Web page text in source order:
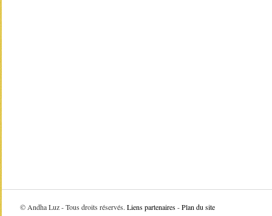
© Andha Luz - Tous droits réservés. Liens partenaires-Plan du site